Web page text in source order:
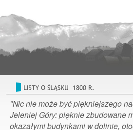
"Nic nie może być piękniejszego
Jeleniej Góry: pięknie zbudowane
okazałymi budynkami w dolinie,